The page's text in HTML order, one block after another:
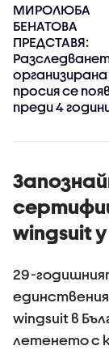
МИРОЛЮБА
БЕНАТОВА
ПРЕДСТАВЯ:
организирана
просия се
преди 4
wingsuit
29-
wingsuit в
летенето с